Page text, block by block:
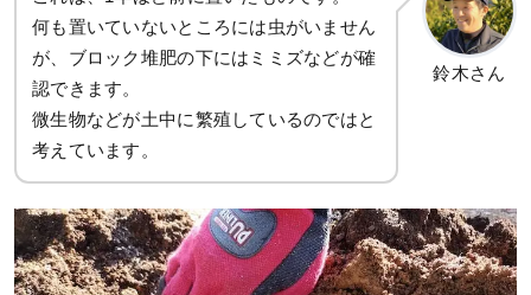
何も置いていないところには虫がいません
が、ブロック堆肥の下にはミミズなどが確
認できます。
微生物などが土中に繁殖しているのではと
考えています。
鈴木さん